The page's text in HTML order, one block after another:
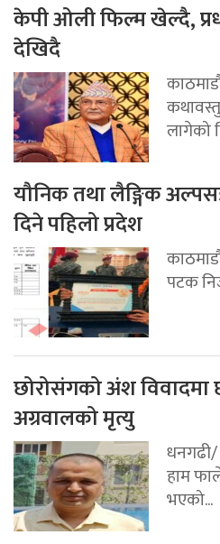
केपी ओली फिल्म खेल्दै,
देखिदै
लागेको
यौनिक तथा लैङ्गिक
दिने पहिलो प्रदेश
पटक
छोरोसंगको अंश
अग्रवालको मृत्यु
हाम
भएको...